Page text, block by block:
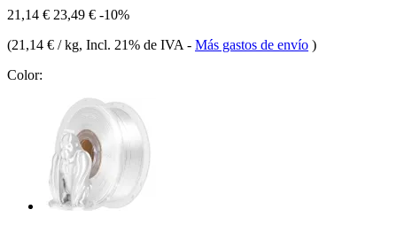
21,14 € 23,49 € -10%
(21,14 € / kg, Incl. 21% de IVA - Más gastos de envío )
Color: